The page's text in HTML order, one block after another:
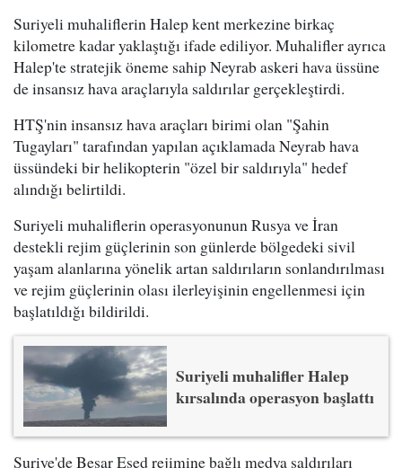
Suriyeli muhaliflerin Halep kent merkezine birkaç
kilometre kadar yaklaştığı ifade ediliyor. Muhalifler ayrıca
Halep'te stratejik öneme sahip Neyrab askeri hava üssüne
de insansız hava araçlarıyla saldırılar gerçekleştirdi.
HTŞ'nin insansız hava araçları birimi olan "Şahin
Tugayları" tarafından yapılan açıklamada Neyrab hava
üssündeki bir helikopterin "özel bir saldırıyla" hedef
alındığı belirtildi.
Suriyeli muhaliflerin operasyonunun Rusya ve İran
destekli rejim güçlerinin son günlerde bölgedeki sivil
yaşam alanlarına yönelik artan saldırıların sonlandırılması
ve rejim güçlerinin olası ilerleyişinin engellenmesi için
başlatıldığı bildirildi.
Suriyeli muhalifler Halep
kırsalında operasyon başlattı
Suriye'de Beşar Esed rejimine bağlı medya saldırıları